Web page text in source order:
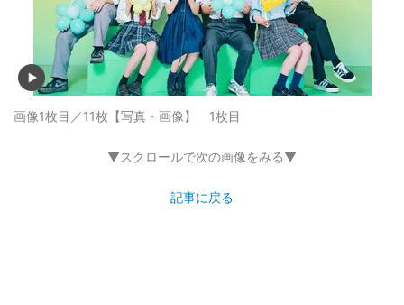
画像1枚目／11枚 【写真・画像】 1枚目
▼スクロールで次の画像をみる▼
記事に戻る